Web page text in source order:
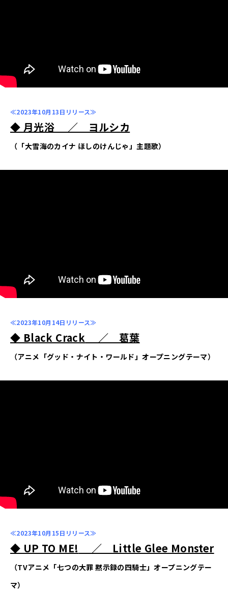
≪2023年10月13日リリース≫
◆ 月光浴 ／ ヨルシカ
（「大雪海のカイナ ほしのけんじゃ」主題歌）
≪2023年10月14日リリース≫
◆ Black Crack ／ 葛葉
（アニメ「グッド・ナイト・ワールド」オープニングテーマ）
≪2023年10月15日リリース≫
◆ UP TO ME! ／ Little Glee Monster
（TVアニメ「七つの大罪 黙示録の四騎士」オープニングテー
マ）